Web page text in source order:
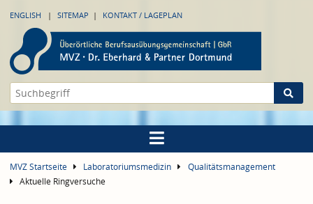
ENGLISH SITEMAP KONTAKT / LAGEPLAN
MVZ Startseite Laboratoriumsmedizin
Qualitätsmanagement
Aktuelle Ringversuche